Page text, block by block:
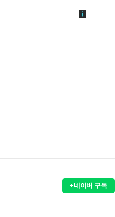
+네이버 구독